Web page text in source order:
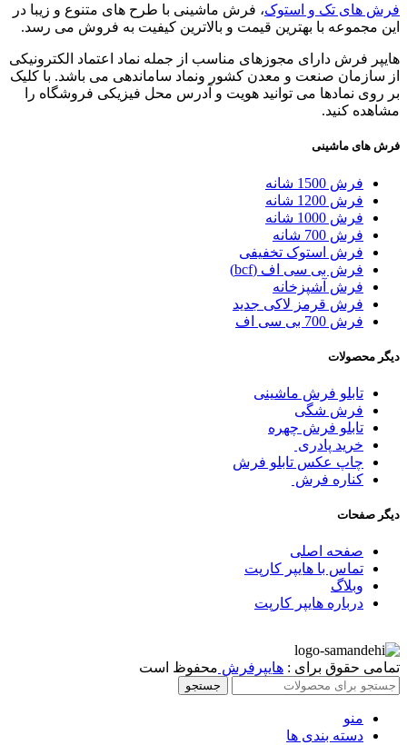
فرش های تک و استوک، فرش ماشینی با طرح های متنوع و زیبا در
این مجموعه با بهترین قیمت و بالاترین کیفیت به فروش می رسد.
هایپر فرش دارای مجوزهای مناسب از جمله نماد اعتماد الکترونیکی
از سازمان صنعت و معدن کشور ونماد ساماندهی می باشد. با کلیک
بر روی نمادها می توانید هویت و آدرس محل فیزیکی فروشگاه را
مشاهده کنید.
فرش های ماشینی
فرش 1500 شانه
فرش 1200 شانه
فرش 1000 شانه
فرش 700 شانه
فرش استوک تخفیفی
فرش بی سی اف (bcf)
فرش آشپزخانه
فرش قرمز لاکی جدید
فرش 700 بی سی اف
دیگر محصولات
تابلو فرش ماشینی
فرش شگی
تابلو فرش چهره
خرید پادری
چاپ عکس تابلو فرش
کناره فرش
دیگر صفحات
صفحه اصلی
تماس با هایپر کارپت
وبلاگ
درباره هایپر کارپت
تمامی حقوق برای : هایپرفرش محفوظ است
جستجو
منو
دسته بندی ها